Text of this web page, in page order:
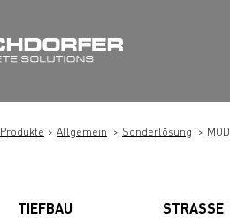
Produkte Allgemein Sonderlösung MOD
TIEFBAU STRASSE